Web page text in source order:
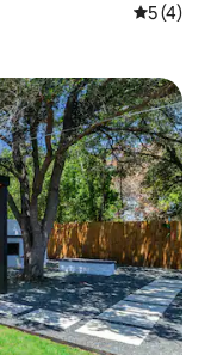
5 ud af 5
5 (4)